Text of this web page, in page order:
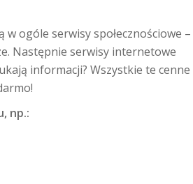
ogóle serwisy społecznościowe –
Następnie serwisy internetowe
informacji? Wszystkie te cenne
np.: